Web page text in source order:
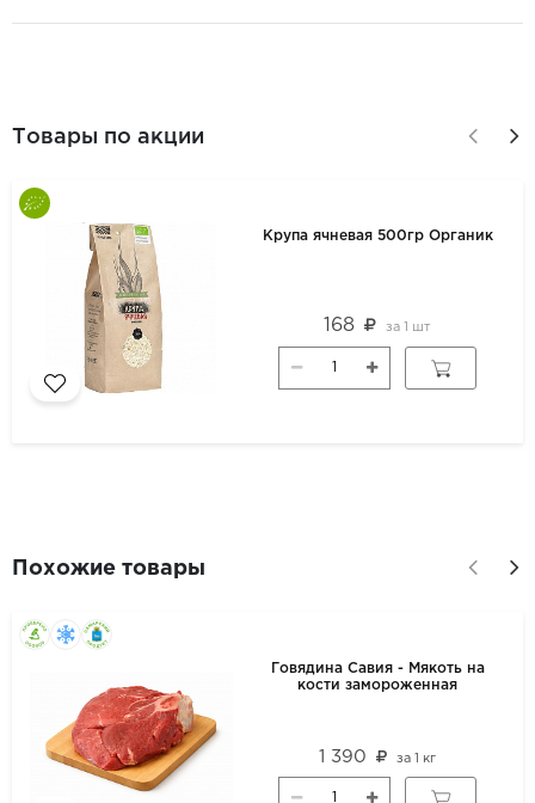
Товары по акции
Крупа ячневая 500гр Органик
168 за 1 шт
Похожие товары
Говядина Савия - Мякоть на
кости замороженная
1 390 за1 кг